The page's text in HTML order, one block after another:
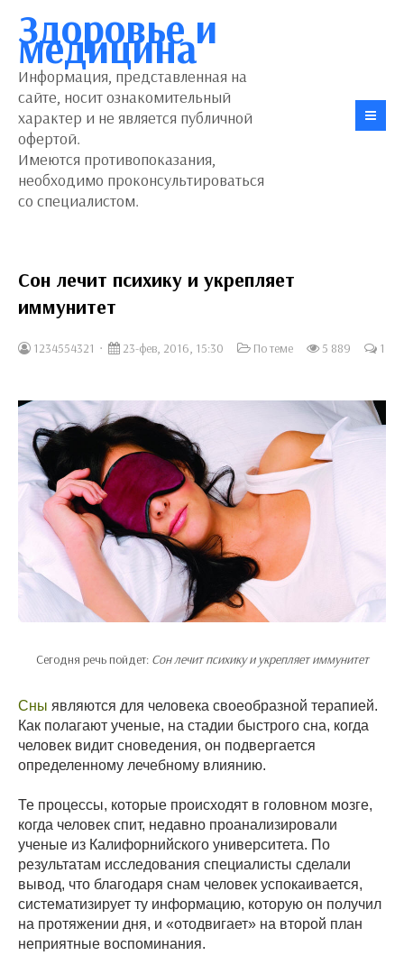
Здоровье и
медицина
Информация, представленная на
сайте, носит ознакомительный
характер и не является публичной
офертой.
Имеются противопоказания,
необходимо проконсультироваться
со специалистом.
Сон лечит психику и укрепляет
иммунитет
1234554321 23-фев, 2016, 15:30 По теме 5 889 1
Сегодня речь пойдет: Сон лечит психику и укрепляет иммунитет
Сны являются для человека своеобразной терапией.
Как полагают ученые, на стадии быстрого сна, когда
человек видит сноведения, он подвергается
определенному лечебному влиянию.
Те процессы, которые происходят в головном мозге,
когда человек спит, недавно проанализировали
ученые из Калифорнийского университета. По
результатам исследования специалисты сделали
вывод, что благодаря снам человек успокаивается,
систематизирует ту информацию, которую он получил
на протяжении дня, и «отодвигает» на второй план
неприятные воспоминания.